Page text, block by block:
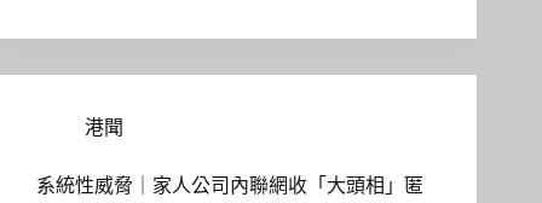
港聞
系統性威脅｜家人公司內聯網收「大頭相」匿